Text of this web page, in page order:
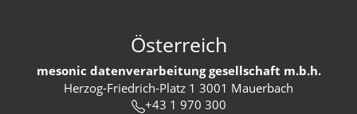
Österreich
mesonic datenverarbeitung gesellschaft m.b.h.
Herzog-Friedrich-Platz 1 3001 Mauerbach
+43 1 970 300